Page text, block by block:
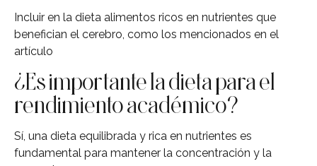
Incluir en la dieta alimentos ricos en nutrientes que
benefician el cerebro, como los mencionados en el
artículo
¿Es importante la dieta para el
rendimiento académico?
Sí, una dieta equilibrada y rica en nutrientes es
fundamental para mantener la concentración y la